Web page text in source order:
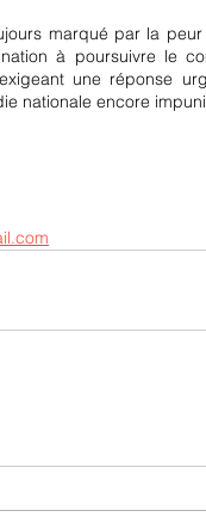
marqué par la
à poursuivre le
une réponse
nationale encore